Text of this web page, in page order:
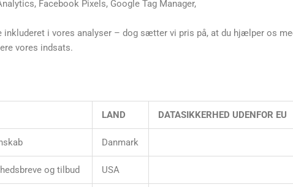
Facebook Pixels, Google Tag Manager,
i vores analyser – dog sætter vi pris på, at du hjælper os
vores indsats.
LAND DATASIKKERHED UDENFOR EU
Danmark
og tilbud USA